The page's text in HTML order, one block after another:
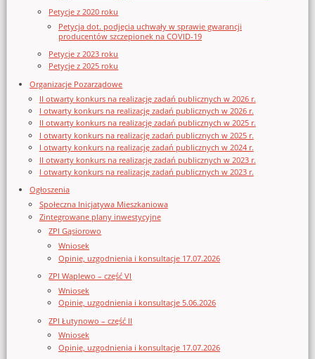
Petycje z 2020 roku
Petycja dot. podjęcia uchwały w sprawie gwarancji
producentów szczepionek na COVID-19
Petycje z 2023 roku
Petycje z 2025 roku
Organizacje Pozarządowe
II otwarty konkurs na realizację zadań publicznych w 2026 r.
I otwarty konkurs na realizację zadań publicznych w 2026 r.
II otwarty konkurs na realizację zadań publicznych w 2025 r.
I otwarty konkurs na realizację zadań publicznych w 2025 r.
I otwarty konkurs na realizację zadań publicznych w 2024 r.
II otwarty konkurs na realizację zadań publicznych w 2023 r.
I otwarty konkurs na realizację zadań publicznych w 2023 r.
Ogłoszenia
Społeczna Inicjatywa Mieszkaniowa
Zintegrowane plany inwestycyjne
ZPI Gąsiorowo
Wniosek
Opinie, uzgodnienia i konsultacje 17.07.2026
ZPI Waplewo – część VI
Wniosek
Opinie, uzgodnienia i konsultacje 5.06.2026
ZPI Łutynowo – część II
Wniosek
Opinie, uzgodnienia i konsultacje 17.07.2026